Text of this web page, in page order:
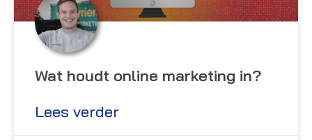
Wat houdt online marketing in?
Lees verder